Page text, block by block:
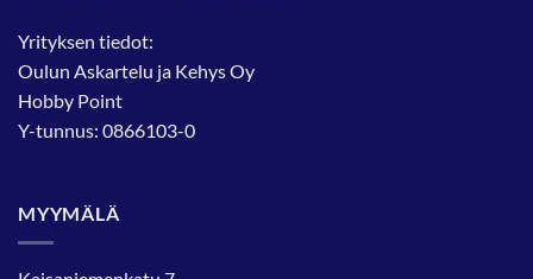
Yrityksen tiedot:
Oulun Askartelu ja Kehys Oy
Hobby Point
Y-tunnus: 0866103-0
MYYMÄLÄ